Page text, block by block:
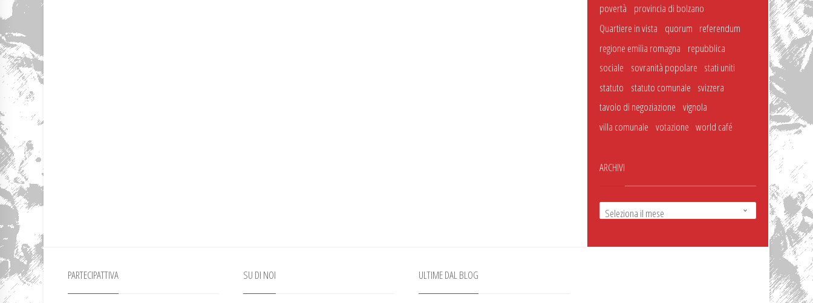
povertà provincia di bolzano
Quartiere in vista quorum referendum
regione emilia romagna repubblica
sociale sovranità popolare stati uniti
statuto statuto comunale svizzera
tavolo di negoziazione vignola
villa comunale votazione world café
ARCHIVI
Seleziona il mese
PARTECIPATTIVA SU DI NOI ULTIME DAL BLOG